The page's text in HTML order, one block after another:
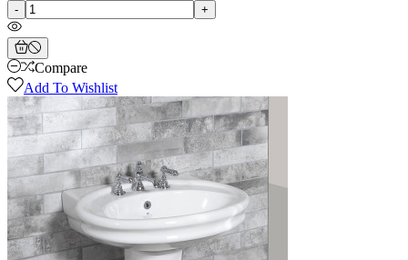
- +
Compare
Add To Wishlist